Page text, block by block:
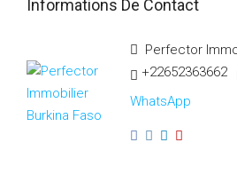
Informations De Contact
Perfector
+22652363662
WhatsApp